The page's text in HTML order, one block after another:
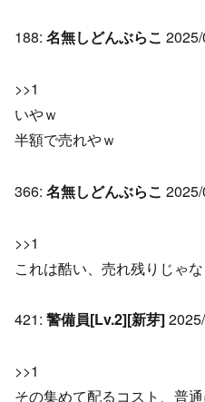
188: 名無しどんぶらこ
>>1
いやｗ
半額で売れやｗ
366: 名無しどんぶらこ
>>1
これは酷い、売れ残りじゃ
421: 警備員[Lv.2][新芽]
>>1
その集めて配るコスト、普